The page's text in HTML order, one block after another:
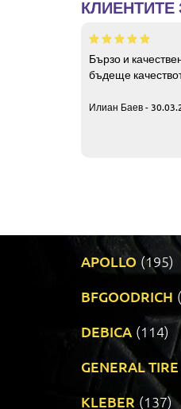
КЛИЕНТИТЕ
Бързо и
бъдеще
Илиан Баев -
APOLLO (195)
BFGOODRICH
DEBICA (114)
GENERAL TIRE
KLEBER (137)